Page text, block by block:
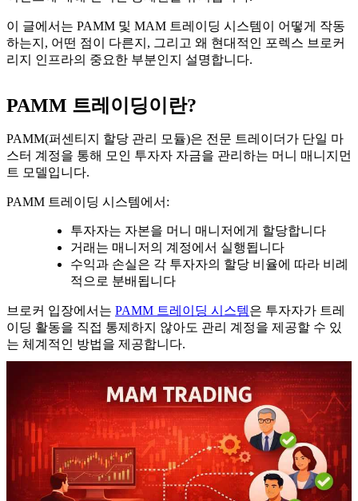
이 글에서는 PAMM 및 MAM 트레이딩 시스템이 어떻게 작동
하는지, 어떤 점이 다른지, 그리고 왜 현대적인 포렉스 브로커
리지 인프라의 중요한 부분인지 설명합니다.
PAMM 트레이딩이란?
PAMM(퍼센티지 할당 관리 모듈)은 전문 트레이더가 단일 마
스터 계정을 통해 모인 투자자 자금을 관리하는 머니 매니지먼
트 모델입니다.
PAMM 트레이딩 시스템에서:
투자자는 자본을 머니 매니저에게 할당합니다
거래는 매니저의 계정에서 실행됩니다
수익과 손실은 각 투자자의 할당 비율에 따라 비례
적으로 분배됩니다
브로커 입장에서는 PAMM 트레이딩 시스템은 투자자가 트레
이딩 활동을 직접 통제하지 않아도 관리 계정을 제공할 수 있
는 체계적인 방법을 제공합니다.